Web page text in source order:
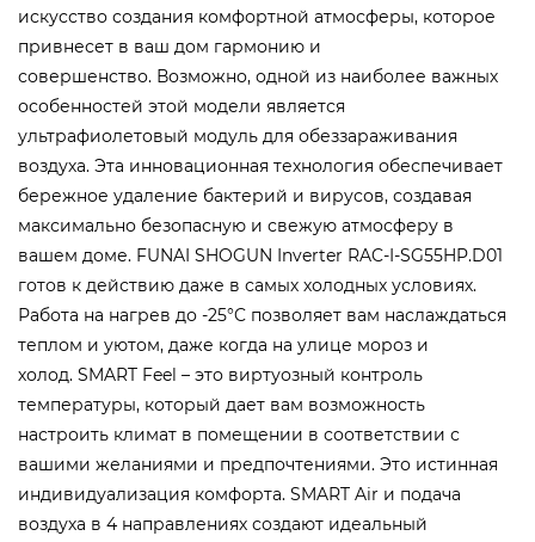
искусство создания комфортной атмосферы, которое
привнесет в ваш дом гармонию и
совершенство. Возможно, одной из наиболее важных
особенностей этой модели является
ультрафиолетовый модуль для обеззараживания
воздуха. Эта инновационная технология обеспечивает
бережное удаление бактерий и вирусов, создавая
максимально безопасную и свежую атмосферу в
вашем доме. FUNAI SHOGUN Inverter RAC-I-SG55HP.D01
готов к действию даже в самых холодных условиях.
Работа на нагрев до -25°C позволяет вам наслаждаться
теплом и уютом, даже когда на улице мороз и
холод. SMART Feel – это виртуозный контроль
температуры, который дает вам возможность
настроить климат в помещении в соответствии с
вашими желаниями и предпочтениями. Это истинная
индивидуализация комфорта. SMART Air и подача
воздуха в 4 направлениях создают идеальный